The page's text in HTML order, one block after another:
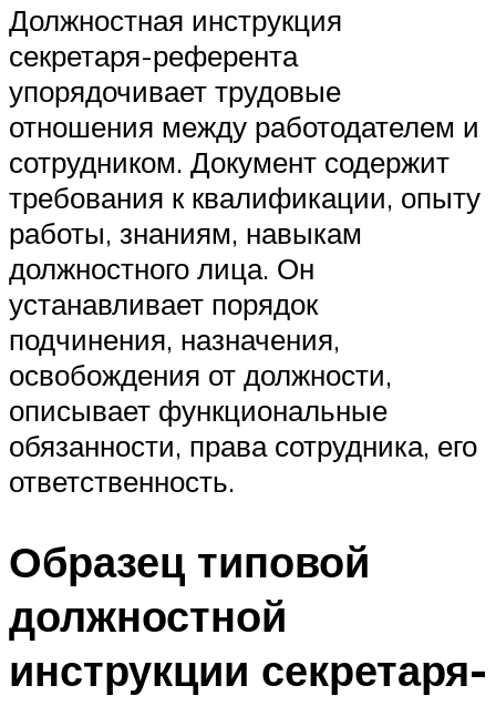
Должностная инструкция
секретаря-референта
упорядочивает трудовые
отношения между работодателем и
сотрудником. Документ содержит
требования к квалификации, опыту
работы, знаниям, навыкам
должностного лица. Он
устанавливает порядок
подчинения, назначения,
освобождения от должности,
описывает функциональные
обязанности, права сотрудника, его
ответственность.
Образец типовой
должностной
инструкции секретаря-